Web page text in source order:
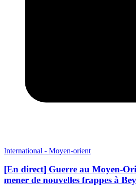
International - Moyen-orient
[En direct] Guerre au Moyen-
mener de nouvelles frappes à